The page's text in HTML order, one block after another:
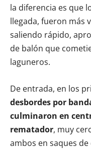
la diferencia es que
llegada, fueron más
saliendo rápido,
de balón que
laguneros.
De entrada, en los
desbordes por
culminaron en
rematador, muy
ambos en saques de